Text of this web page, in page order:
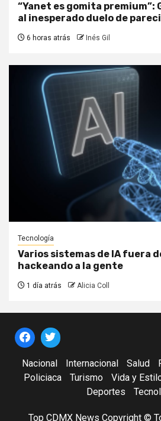
“Yanet es gomita premium”:
al inesperado duelo de
6 horas atrás Inés Gil
Tecnología
Varios sistemas de IA fuera
hackeando a la gente
1 día atrás Alicia Coll
Nacional Internacional Salud
Policiaca
Turismo Vida y
Deportes
Top CDMX News Copyright ©